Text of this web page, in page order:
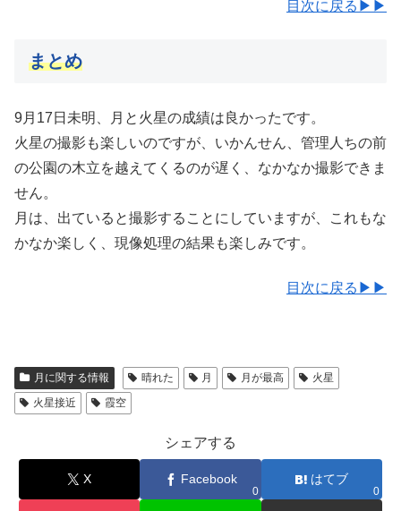
目次に戻る▶▶
まとめ
9月17日未明、月と火星の成績は良かったです。
火星の撮影も楽しいのですが、いかんせん、管理人ちの前
の公園の木立を越えてくるのが遅く、なかなか撮影できま
せん。
月は、出ていると撮影することにしていますが、これもな
かなか楽しく、現像処理の結果も楽しみです。
目次に戻る▶▶
月に関する情報 晴れた 月 月が最高
火星
火星接近
霞空
シェアする
X Facebook
0
はてブ
0